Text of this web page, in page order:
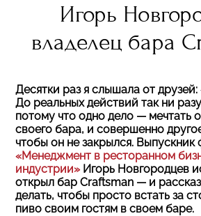
Игорь
владелец бара
Десятки раз я слышала от
До реальных действий так ни
потому что одно дело — мечтать
своего бара, и совершенно
чтобы он не закрылся. Выпускник
«Менеджмент в ресторанном
индустрии»Игорь Новгородцев
открыл бар Craftsman — и
делать, чтобы просто встать за
пиво своим гостям в своем баре.